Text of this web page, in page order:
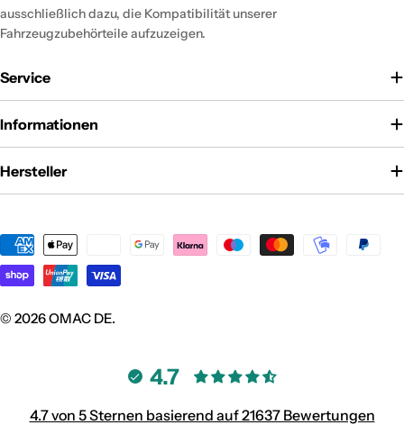
ausschließlich dazu, die Kompatibilität unserer
Fahrzeugzubehörteile aufzuzeigen.
Service
Informationen
Hersteller
Zahlungsmethoden
© 2026OMAC DE.
4.7
4.7 von 5 Sternen basierend auf 21637 Bewertungen